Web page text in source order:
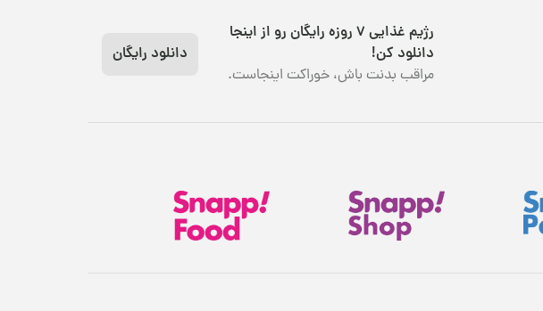
رژیم غذایی 7 روزه رایگان رو از اینجا
دانلود کن!
مراقب بدنت باش، خوراکت اینجاست.
دانلود رایگان